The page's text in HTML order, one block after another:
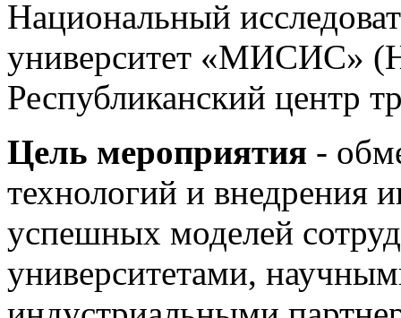
Национальный
университет
Республиканский центр
Цель мероприятия -
технологий и внедрения
успешных моделей
университетами,